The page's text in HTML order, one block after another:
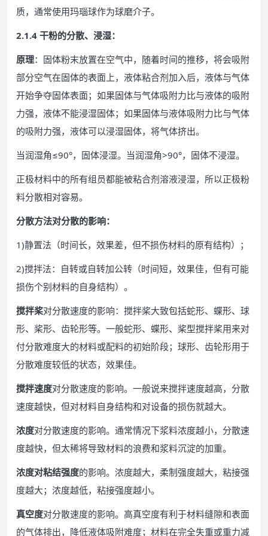
质，通常使用玛瑙球作为球磨介子。
2.1.4 干粉的分散、浸湿：
原理：固体粉末放置在空气中，随着时间的推移，将会吸附
部分空气在固体的表面上，液体粘合剂加入后，液体与气体
开始争夺固体表面；如果固体与气体吸附力比与液体的吸附
力强，液体不能浸湿固体；如果固体与液体吸附力比与气体
的吸附力强，液体可以浸湿固体，将气体挤出。
当润湿角≤90°，固体浸湿。当润湿角>90°，固体不浸湿。
正极材料中的所有组员都能被粘合剂溶液浸湿，所以正极粉
料分散相对容易。
分散方法对分散的影响：
1)静置法（时间长，效果差，但不损伤材料的原有结构）；
2)搅拌法：自转或自转加公转（时间短，效果佳，但有可能
损伤个别材料的自身结构）。
搅拌桨对分散速度的影响：搅拌桨大致包括蛇形、蝶形、球
形、桨形、齿轮形等。一般蛇形、蝶形、桨型搅拌桨用来对
付分散难度大的材料或配料的初始阶段；球形、齿轮形用于
分散难度较低的状态，效果佳。
搅拌速度对分散速度的影响。一般说来搅拌速度越高，分散
速度越快，但对材料自身结构和对设备的损伤就越大。
浓度对分散速度的影响。通常情况下浆料浓度越小，分散速
度越快，但太稀将导致材料的浪费和浆料沉淀的加重。
浓度对粘结强度的影响。浓度越大，柔制强度越大，粘接强
度越大；浓度越低，粘接强度越小。
真空度对分散速度的影响。高真空度有利于材料缝隙和表面
的气体排出，降低液体吸附难度；材料在完全失重或重力减